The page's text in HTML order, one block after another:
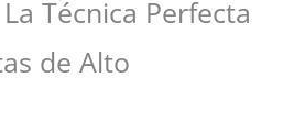
Técnica Perfecta
de Alto